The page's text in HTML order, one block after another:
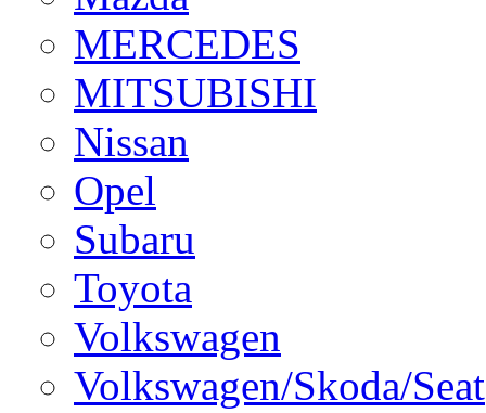
MERCEDES
MITSUBISHI
Nissan
Opel
Subaru
Toyota
Volkswagen
Volkswagen/Skoda/Seat